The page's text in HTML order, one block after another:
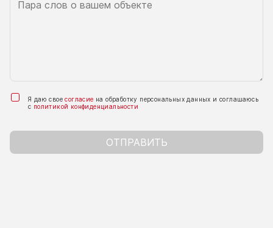
Я даю своесогласие на обработку персональных данных и соглашаюсь
с политикой конфиденциальности
ОТПРАВИТЬ